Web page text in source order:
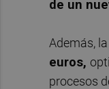
de un
Además,
euros,
procesos